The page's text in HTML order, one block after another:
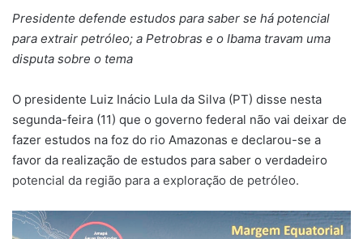
Presidente defende estudos para saber se há potencial
para extrair petróleo; a Petrobras e o Ibama travam uma
disputa sobre o tema
O presidente Luiz Inácio Lula da Silva (PT) disse nesta
segunda-feira (11) que o governo federal não vai deixar de
fazer estudos na foz do rio Amazonas e declarou-se a
favor da realização de estudos para saber o verdadeiro
potencial da região para a exploração de petróleo.